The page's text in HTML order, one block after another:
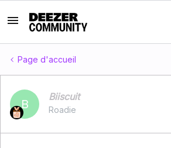
Page d'accueil
B
Biiscuit
Roadie